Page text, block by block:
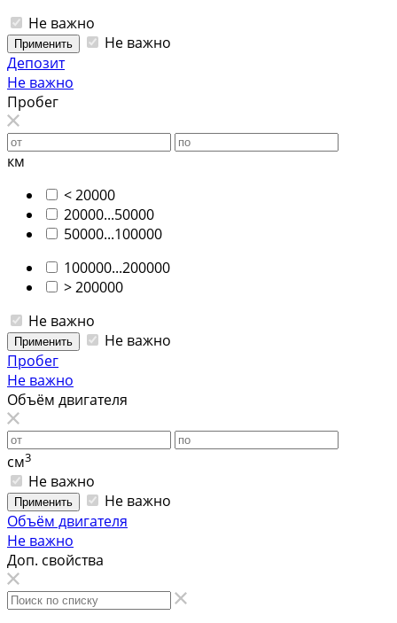
Не важно
Применить
Не важно
Депозит
Не важно
Пробег
км
< 20000
20000...50000
50000...100000
100000...200000
> 200000
Не важно
Применить
Не важно
Пробег
Не важно
Объём двигателя
см3
Не важно
Применить
Не важно
Объём двигателя
Не важно
Доп. свойства